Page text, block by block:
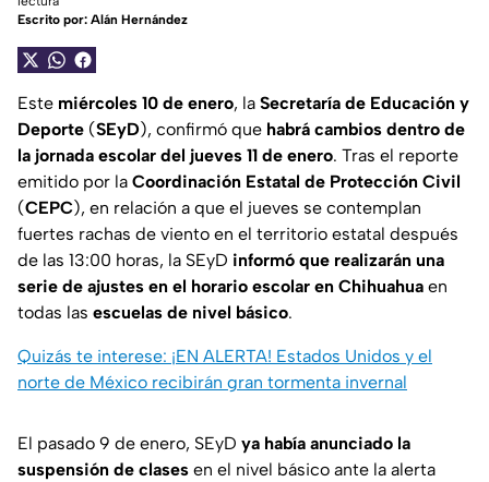
Escrito por: Alán Hernández
Este miércoles 10 de enero, la Secretaría de Educación y
Deporte (SEyD), confirmó que habrá cambios dentro de
la jornada escolar del jueves 11 de enero. Tras el reporte
emitido por la Coordinación Estatal de Protección Civil
(CEPC), en relación a que el jueves se contemplan
fuertes rachas de viento en el territorio estatal después
de las 13:00 horas, la SEyD informó que realizarán una
serie de ajustes en el horario escolar en Chihuahua en
todas las escuelas de nivel básico.
Quizás te interese: ¡EN ALERTA! Estados Unidos y el
norte de México recibirán gran tormenta invernal
El pasado 9 de enero, SEyD ya había anunciado la
suspensión de clases en el nivel básico ante la alerta